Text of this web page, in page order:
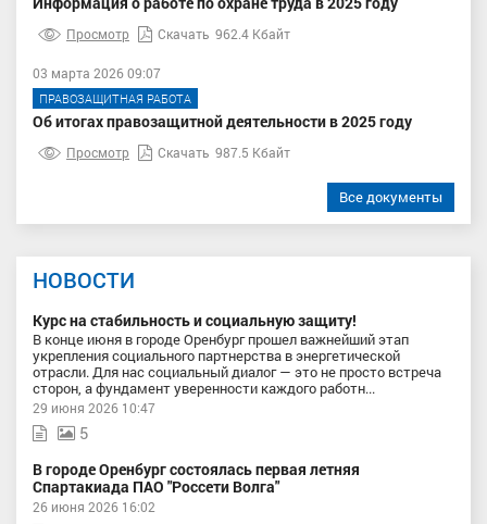
Просмотр Скачать 962.4 Кбайт
03 марта 2026 09:07
ПРАВОЗАЩИТНАЯ РАБОТА
Об итогах правозащитной деятельности в 2025 году
Просмотр Скачать 987.5 Кбайт
Все документы
НОВОСТИ
Курс на стабильность и социальную защиту!
В конце июня в городе Оренбург прошел важнейший этап
укрепления социального партнерства в энергетической
отрасли. Для нас социальный диалог — это не просто встреча
сторон, а фундамент уверенности каждого работн...
29 июня 2026 10:47
5
В городе Оренбург состоялась первая летняя
Спартакиада ПАО "Россети Волга"
26 июня 2026 16:02